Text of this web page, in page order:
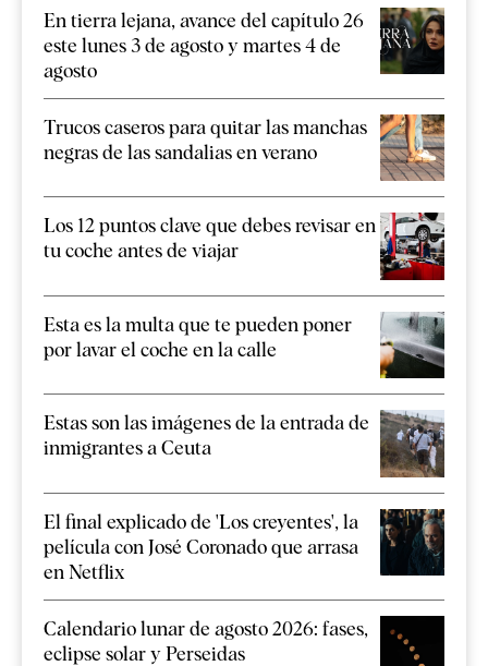
En tierra lejana, avance del capítulo 26
este lunes 3 de agosto y martes 4 de
agosto
Trucos caseros para quitar las manchas
negras de las sandalias en verano
Los 12 puntos clave que debes revisar en
tu coche antes de viajar
Esta es la multa que te pueden poner
por lavar el coche en la calle
Estas son las imágenes de la entrada de
inmigrantes a Ceuta
El final explicado de 'Los creyentes', la
película con José Coronado que arrasa
en Netflix
Calendario lunar de agosto 2026: fases,
eclipse solar y Perseidas